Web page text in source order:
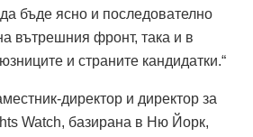
бъде ясно и последователно
вътрешния фронт, така и в
и страните кандидатки.“
директор и директор за
Watch, базирана в Ню Йорк,